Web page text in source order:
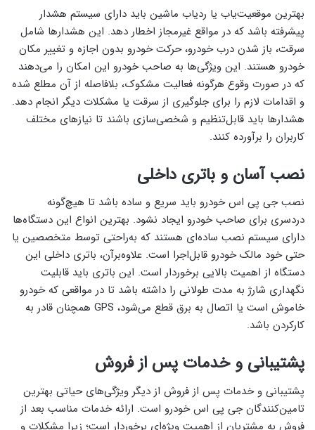
بهترین موقعیت‌یاب یا ردیاب ماشین باید دارای سیستم هشدار
پیشرفته باشد که در مواقع غیرمجاز اخطار دهد. این هشدارها شامل
سرقت، باز شدن درب خودرو، حرکت خودرو بدون اجازه و تغییر مکان
خودرو هستند. این ویژگی‌ها به صاحب خودرو این امکان را می‌دهند
که در صورت وقوع هرگونه فعالیت مشکوک، بلافاصله از آن مطلع شده
و اقدامات لازم را برای جلوگیری از سرقت یا مشکلات دیگر انجام دهد.
هشدارها باید قابل‌تنظیم و شخصی‌سازی باشند تا نیازهای مختلف
کاربران را برآورده کنند.
نصب آسان و باتری داخلی
نصب جی پی اس خودرو باید سریع و ساده باشد تا هیچ‌گونه
دردسری برای صاحب خودرو ایجاد نشود. بهترین انواع این دستگاه‌ها
دارای سیستم نصب ساده‌ای هستند که به‌راحتی توسط متخصصین یا
حتی خود مالک خودرو قابل‌اجرا است. علاوه‌برآن، باتری داخلی این
دستگاه از اهمیت بالایی برخوردار است. این باتری باید قابلیت
نگهداری شارژ به مدت طولانی را داشته باشد تا در مواقعی که خودرو
خاموش است یا اتصال به برق قطع می‌شود، GPS همچنان قادر به
کارکردن باشد.
پشتیبانی و خدمات پس از فروش
پشتیبانی و خدمات پس از فروش از دیگر ویژگی‌های حیاتی بهترین
تامین‌کنندگان جی پی اس خودرو است. ارائه خدمات مناسب بعد از
فروش به مشتریان از اهمیت ویژه‌ای برخوردار است؛ زیرا مشکلات و